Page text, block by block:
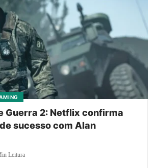
Guerra 2: Netflix confirma
sucesso com Alan
Leitura